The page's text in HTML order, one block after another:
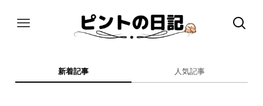
新着記事 人気記事